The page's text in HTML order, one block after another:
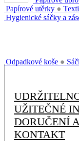
Papírové utěrky ●
Hygienické sáčky a
Odpadkové koše ●
UŽITEČNÉ
DORUČENÍ
KONTAKT